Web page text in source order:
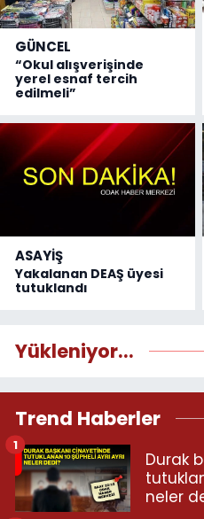
GÜNCEL
“Okul alışverişinde
yerel esnaf tercih
edilmeli”
ASAYİŞ
Yakalanan DEAŞ üyesi
tutuklandı
Yükleniyor...
Trend Haberler
Durak
neler
1